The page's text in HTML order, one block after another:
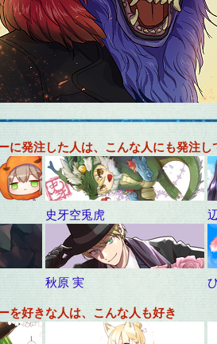
に発注した人は、こんな人にも発注し
史牙空兎虎
秋原 実
を好きな人は、こんな人も好き